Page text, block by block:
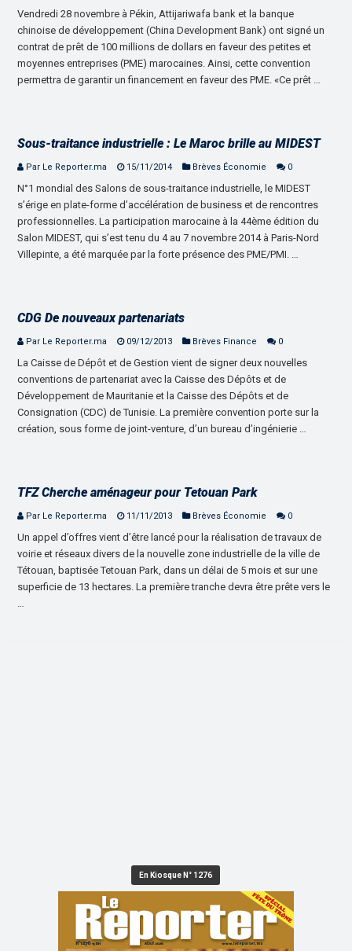
Vendredi 28 novembre à Pékin, Attijariwafa bank et la banque
chinoise de développement (China Development Bank) ont signé un
contrat de prêt de 100 millions de dollars en faveur des petites et
moyennes entreprises (PME) marocaines. Ainsi, cette convention
permettra de garantir un financement en faveur des PME. «Ce prêt …
Sous-traitance industrielle : Le Maroc brille au MIDEST
Par Le Reporter.ma 15/11/2014 Brèves Économie 0
N°1 mondial des Salons de sous-traitance industrielle, le MIDEST
s’érige en plate-forme d’accélération de business et de rencontres
professionnelles. La participation marocaine à la 44ème édition du
Salon MIDEST, qui s’est tenu du 4 au 7 novembre 2014 à Paris-Nord
Villepinte, a été marquée par la forte présence des PME/PMI. …
CDG De nouveaux partenariats
Par Le Reporter.ma 09/12/2013 Brèves Finance 0
La Caisse de Dépôt et de Gestion vient de signer deux nouvelles
conventions de partenariat avec la Caisse des Dépôts et de
Développement de Mauritanie et la Caisse des Dépôts et de
Consignation (CDC) de Tunisie. La première convention porte sur la
création, sous forme de joint-venture, d’un bureau d’ingénierie …
TFZ Cherche aménageur pour Tetouan Park
Par Le Reporter.ma 11/11/2013 Brèves Économie 0
Un appel d’offres vient d’être lancé pour la réalisation de travaux de
voirie et réseaux divers de la nouvelle zone industrielle de la ville de
Tétouan, baptisée Tetouan Park, dans un délai de 5 mois et sur une
superficie de 13 hectares. La première tranche devra être prête vers le
…
En Kiosque N° 1276